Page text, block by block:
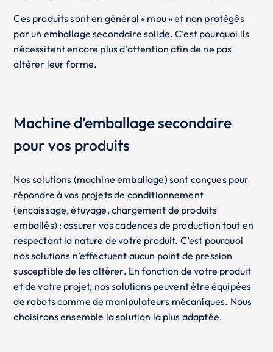
Ces produits sont en général « mou » et non protégés
par un emballage secondaire solide. C’est pourquoi ils
nécessitent encore plus d’attention afin de ne pas
altérer leur forme.
Machine d’emballage secondaire
pour vos produits
Nos solutions (machine emballage) sont conçues pour
répondre à vos projets de conditionnement
(encaissage, étuyage, chargement de produits
emballés) : assurer vos cadences de production tout en
respectant la nature de votre produit. C’est pourquoi
nos solutions n’effectuent aucun point de pression
susceptible de les altérer. En fonction de votre produit
et de votre projet, nos solutions peuvent être équipées
de robots comme de manipulateurs mécaniques. Nous
choisirons ensemble la solution la plus adaptée.